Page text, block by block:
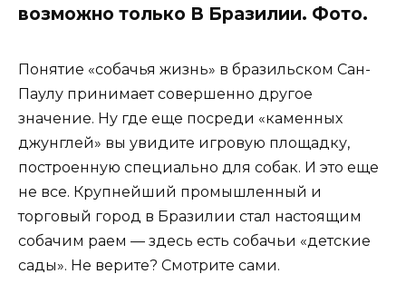
возможно только В Бразилии. Фото.
Понятие «собачья жизнь» в бразильском Сан-
Паулу принимает совершенно другое
значение. Ну где еще посреди «каменных
джунглей» вы увидите игровую площадку,
построенную специально для собак. И это еще
не все. Крупнейший промышленный и
торговый город в Бразилии стал настоящим
собачим раем — здесь есть собачьи «детские
сады». Не верите? Смотрите сами.